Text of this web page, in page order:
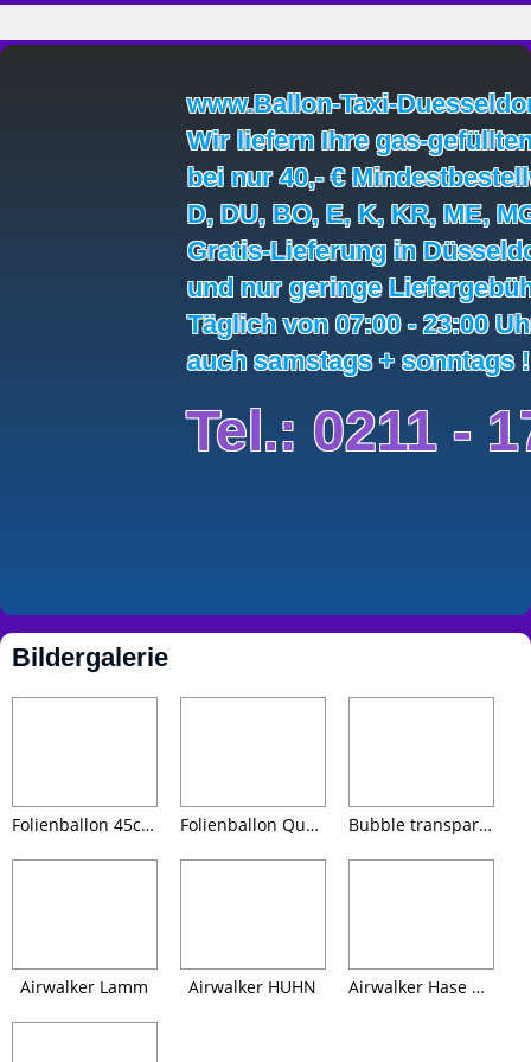
www.Ballon-Taxi-
Wir liefern Ihre gas-
bei nur 40,- €
D, DU, BO, E, K, KR, ME,
Gratis-Lieferung in
und nur geringe
Täglich von 07:00 - 23:00
auch samstags + sonntags !
Tel.: 0211 -
Bildergalerie
Folienballon 45cm Happy Easter Folienballon Quadrat 45cm Küken Happy Easter Bubble transparent 61cm Hase
Airwalker Lamm Airwalker HUHN Airwalker Hase weiss